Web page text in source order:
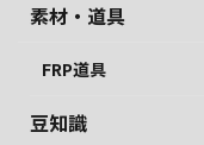
素材・道具
FRP道具
豆知識